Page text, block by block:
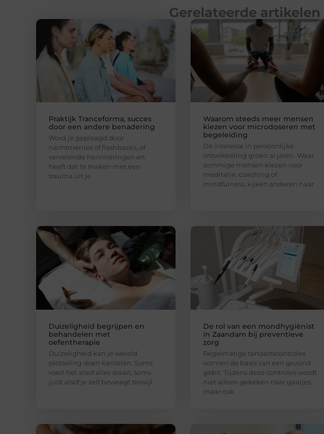
Gerelateerde artikelen
Praktijk Tranceforma, succes
door een andere benadering
Word je geplaagd door
nachtmerries of flashbacks, of
vervelende herinneringen en
heeft dat te maken met een
trauma uit je
Waarom steeds meer mensen
kiezen voor microdoseren met
begeleiding
De interesse in persoonlijke
ontwikkeling groeit al jaren. Waar
sommige mensen kiezen voor
meditatie, coaching of
mindfulness, kijken anderen naar
Duizeligheid begrijpen en
behandelen met
oefentherapie
Duizeligheid kan je wereld
plotseling doen kantelen. Soms
voelt het alsof alles draait, soms
juist alsof je zelf beweegt terwijl
De rol van een mondhygiënist
in Zaandam bij preventieve
zorg
Regelmatige tandartscontroles
vormen de basis van een gezond
gebit. Tijdens deze controles wordt
niet alleen gekeken naar gaatjes,
maar ook